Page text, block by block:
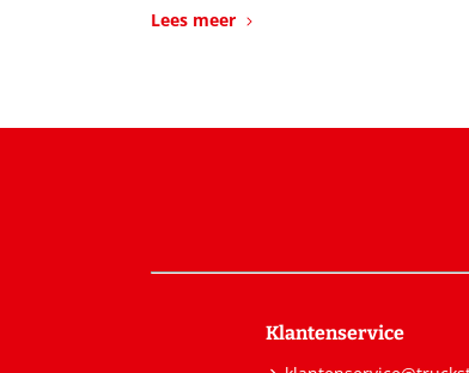
Lees meer
Klantenservice